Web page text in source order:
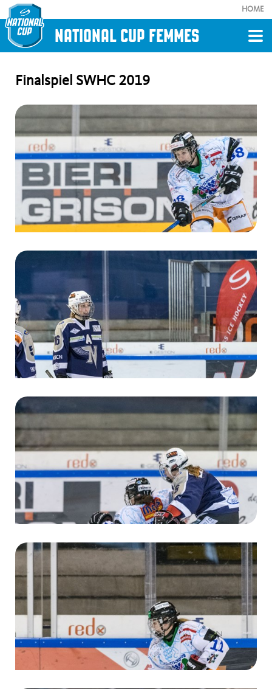
HOME
NATIONAL CUP FEMMES
FOTOGALERIE
Finalspiel SWHC 2019
Finalspiel SWHC 2019